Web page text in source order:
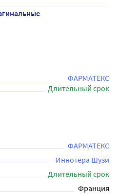
ФАРМАТЕКС
Длительный срок
ФАРМАТЕКС
Иннотера Шузи
Длительный срок
Франция